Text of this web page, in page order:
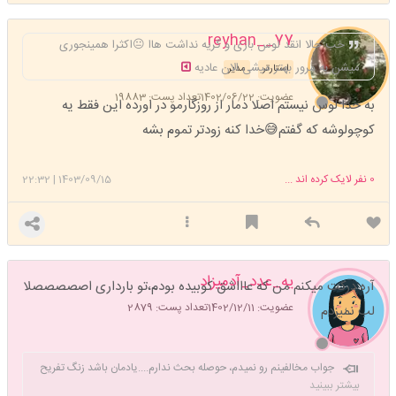
77__reyhan
مدیر استارتر
عضویت: 1402/06/22 تعداد پست: 19883
خب حالا انقد لوس بازی و گریه نداشت هاا 😐اکثرا همینجوری
میشن به مرور بهتر میشی الان عادیه
به خدا لوس نیستم اصلا دمار از روزگارمو در اورده این فقط یه
کوچولوشه که گفتم😅خدا کنه زودتر تموم بشه
1403/09/15
|
22:32 0 نفر لایک کرده اند ...
یه_عدد_آدمیزاد
عضویت: 1402/12/11 تعداد پست: 2879
آره درکت میکنم من که عاااشق کوبیده بودم،تو بارداری اصصصصصلا
لب نمیزدم
جواب مخالفینم رو نمیدم، حوصله بحث ندارم....یادمان باشد زنگ تفریح
دنیا همیشگی نیست.... زنگ بعد حساب داریمبیشتر ببینید